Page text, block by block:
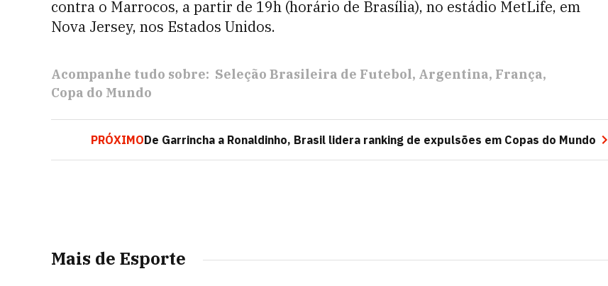
contra o Marrocos, a partir de 19h (horário de Brasília), no estádio MetLife, em
Nova Jersey, nos Estados Unidos.
Acompanhe tudo sobre: Seleção Brasileira de Futebol Argentina França
Copa do Mundo
PRÓXIMODe Garrincha a Ronaldinho, Brasil lidera ranking de expulsões em Copas do Mundo
Mais de Esporte